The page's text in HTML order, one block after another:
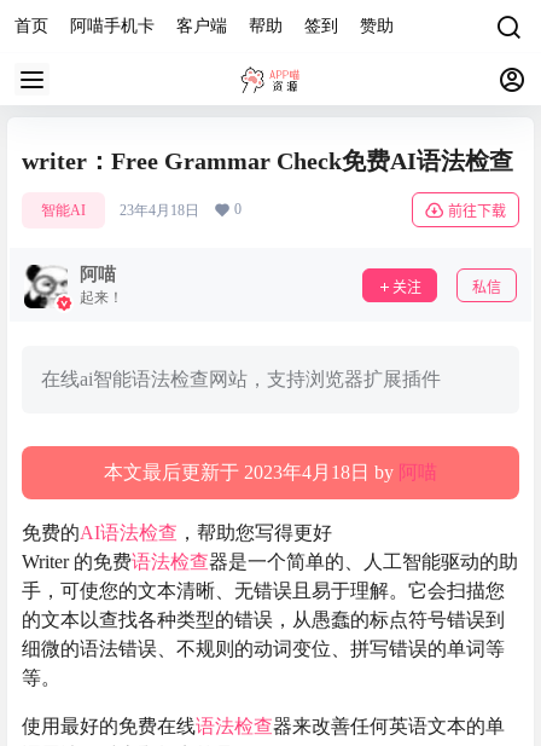
首页 阿喵手机卡 客户端 帮助 签到 赞助
writer：Free Grammar Check免费AI语法检查
智能AI 23年4月18日 0 前往下载
阿喵
起来！
关注 私信
在线ai智能语法检查网站，支持浏览器扩展插件
本文最后更新于 2023年4月18日 by 阿喵
免费的AI语法检查 ，帮助您写得更好
Writer 的免费语法检查器是一个简单的、人工智能驱动的助
手，可使您的文本清晰、无错误且易于理解。它会扫描您
的文本以查找各种类型的错误，从愚蠢的标点符号错误到
细微的语法错误、不规则的动词变位、拼写错误的单词等
等。
使用最好的免费在线语法检查器来改善任何英语文本的单